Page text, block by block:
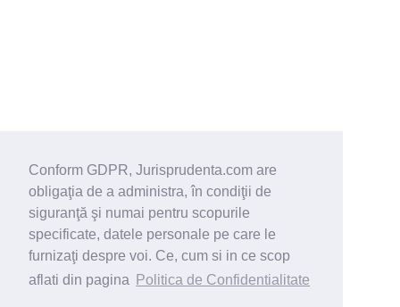
Conform GDPR, Jurisprudenta.com are
obligaţia de a administra, în condiţii de
siguranţă şi numai pentru scopurile
specificate, datele personale pe care le
furnizaţi despre voi. Ce, cum si in ce scop
aflati din pagina
Politica de Confidentialitate